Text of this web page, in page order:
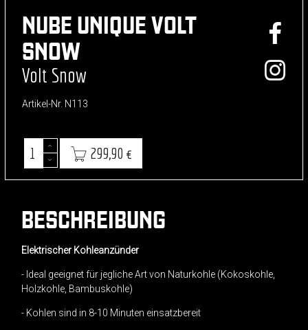
NUBE UNIQUE VOLT
SNOW
Volt Snow
Artikel-Nr. N113
299,90 €
BESCHREIBUNG
Elektrischer Kohleanzünder
- Ideal geeignet für jegliche Art von Naturkohle (Kokoskohle,
Holzkohle, Bambuskohle)
- Kohlen sind in 8-10 Minuten einsatzbereit